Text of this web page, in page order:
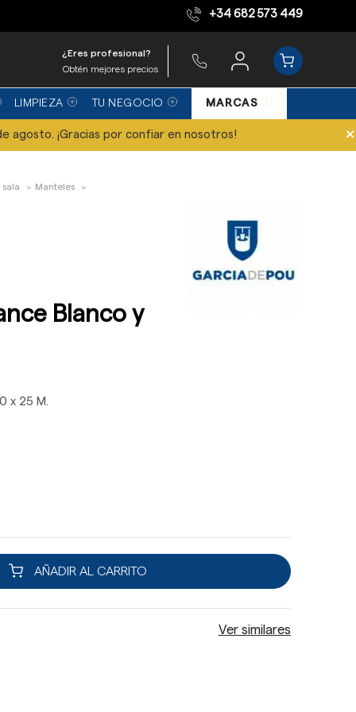
Equipo de expertos +34 682 573 449
¿Eres profesional?
Obtén mejores precios
LIMPIEZA TU NEGOCIO MARCAS
agosto. ¡Gracias por confiar en nosotros! ×
Manteles
Blanco y
x 25 M.
AÑADIR AL CARRITO
Ver similares